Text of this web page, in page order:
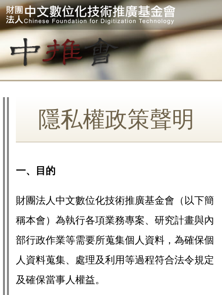
隱私權政策聲明
一、目的
財團法人中文數位化技術推廣基金會（以下簡
稱本會）為執行各項業務專案、研究計畫與內
部行政作業等需要所蒐集個人資料，為確保個
人資料蒐集、處理及利用等過程符合法令規定
及確保當事人權益。